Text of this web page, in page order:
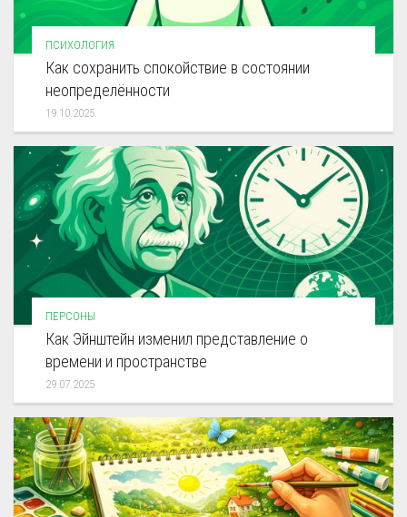
ПСИХОЛОГИЯ
Как сохранить спокойствие в состоянии
неопределённости
19.10.2025
ПЕРСОНЫ
Как Эйнштейн изменил представление о
времени и пространстве
29.07.2025